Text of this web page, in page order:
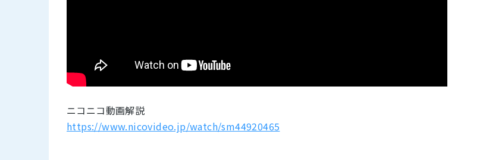
ニコニコ動画解説
https://www.nicovideo.jp/watch/sm44920465